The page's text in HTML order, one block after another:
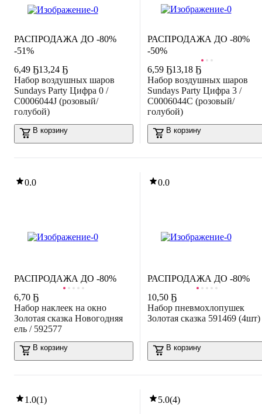
-51%
РАСПРОДАЖА ДО -80%
6,49 Ҕ13,24 Ҕ
Набор воздушных шаров
Sundays Party Цифра 0 /
C0006044J (розовый/
голубой)
В корзину
-50%
РАСПРОДАЖА ДО -80%
6,59 Ҕ13,18 Ҕ
Набор воздушных шаров
Sundays Party Цифра 3 /
C0006044C (розовый/
голубой)
В корзину
0.0
РАСПРОДАЖА ДО -80%
6,70 Ҕ
Набор наклеек на окно
Золотая сказка Новогодняя
ель / 592577
В корзину
0.0
РАСПРОДАЖА ДО -80%
10,50 Ҕ
Набор пневмохлопушек
Золотая сказка 591469 (4шт)
В корзину
1.0(1) 5.0(4)